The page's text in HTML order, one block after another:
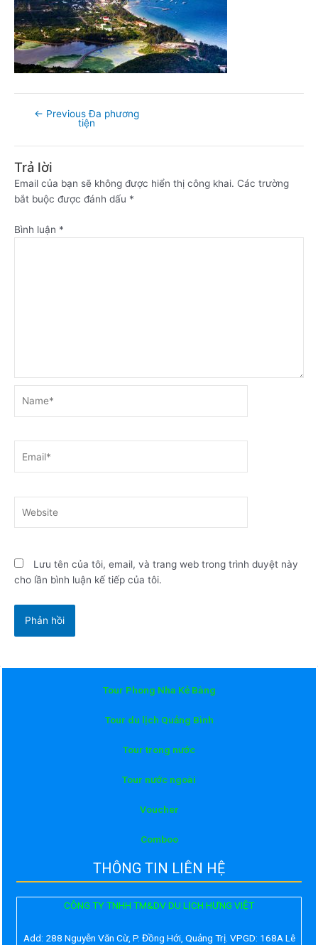
← Previous Đa phương
tiện
Trả lời
Email của bạn sẽ không được hiển thị công khai. Các trường
bắt buộc được đánh dấu *
Bình luận *
Lưu tên của tôi, email, và trang web trong trình duyệt này
cho lần bình luận kế tiếp của tôi.
Tour Phong Nha Kẻ Bàng
Tour du lịch Quảng Bình
Tour trong nước
Tour nước ngoài
Voucher
Comboo
THÔNG TIN LIÊN HỆ
CÔNG TY TNHH TM&DV DU LỊCH HƯNG VIỆT
Add: 288 Nguyễn Văn Cừ, P. Đồng Hới, Quảng Trị. VPGD: 168A Lê